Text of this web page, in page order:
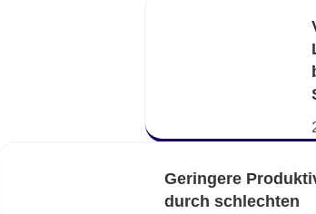
Geringere
durch schlechten